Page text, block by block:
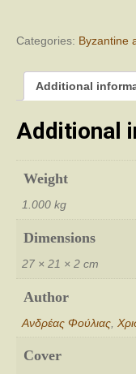
Από
Φωτογραφικό
Αρχείο
Σταύρου
Μπαλτογιάννη
Categories: Byzantine
Additional
Additional
Weight
1.000 kg
Dimensions
27 × 21 × 2 cm
Author
Ανδρέας Φούλιας
Cover